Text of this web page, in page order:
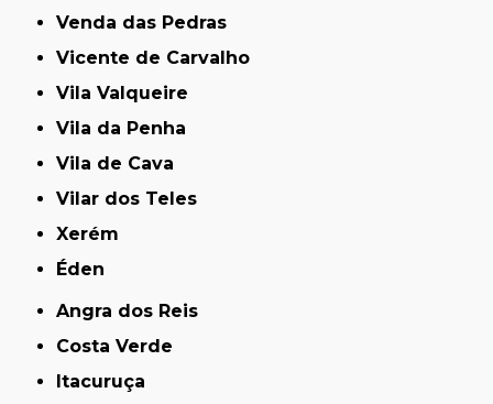
Venda das Pedras
Vicente de Carvalho
Vila Valqueire
Vila da Penha
Vila de Cava
Vilar dos Teles
Xerém
Éden
Angra dos Reis
Costa Verde
Itacuruça